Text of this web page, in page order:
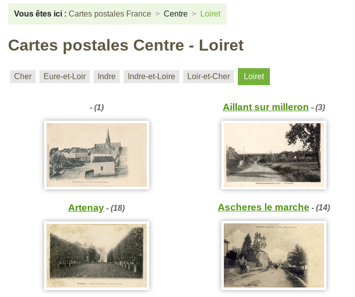
Vous êtes ici : Cartes postales France Centre Loiret
Cartes postales Centre - Loiret
Cher Eure-et-Loir Indre Indre-et-Loire Loir-et-Cher Loiret
- (1) Aillant sur milleron - (3)
Artenay - (18) Ascheres le marche - (14)